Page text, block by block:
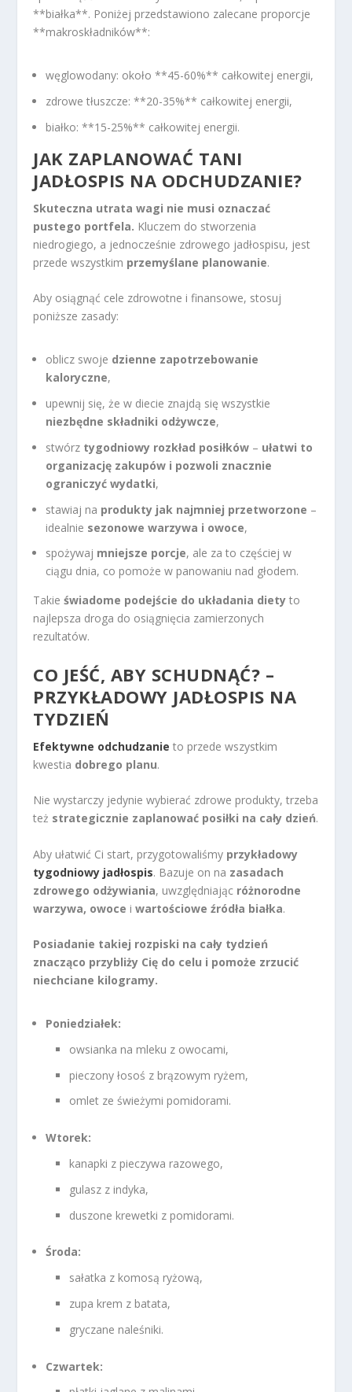
**białka**. Poniżej przedstawiono zalecane proporcje
**makroskładników**:
węglowodany: około **45-60%** całkowitej energii,
zdrowe tłuszcze: **20-35%** całkowitej energii,
białko: **15-25%** całkowitej energii.
JAK ZAPLANOWAĆ TANI
JADŁOSPIS NA ODCHUDZANIE?
Skuteczna utrata wagi nie musi oznaczać
pustego portfela. Kluczem do stworzenia
niedrogiego, a jednocześnie zdrowego jadłospisu, jest
przede wszystkim przemyślane planowanie.
Aby osiągnąć cele zdrowotne i finansowe, stosuj
poniższe zasady:
oblicz swoje dzienne zapotrzebowanie
kaloryczne,
upewnij się, że w diecie znajdą się wszystkie
niezbędne składniki odżywcze,
stwórz tygodniowy rozkład posiłków – ułatwi to
organizację zakupów i pozwoli znacznie
ograniczyć wydatki,
stawiaj na produkty jak najmniej przetworzone –
idealnie sezonowe warzywa i owoce,
spożywaj mniejsze porcje, ale za to częściej w
ciągu dnia, co pomoże w panowaniu nad głodem.
Takieświadome podejście do układania diety to
najlepsza droga do osiągnięcia zamierzonych
rezultatów.
CO JEŚĆ, ABY SCHUDNĄĆ? –
PRZYKŁADOWY JADŁOSPIS NA
TYDZIEŃ
Efektywne odchudzanie to przede wszystkim
kwestia dobrego planu.
Nie wystarczy jedynie wybierać zdrowe produkty, trzeba
też strategicznie zaplanować posiłki na cały dzień.
Aby ułatwić Ci start, przygotowaliśmy przykładowy
tygodniowy jadłospis. Bazuje on na zasadach
zdrowego odżywiania, uwzględniając różnorodne
warzywa, owoce iwartościowe źródła białka.
Posiadanie takiej rozpiski na cały tydzień
znacząco przybliży Cię do celu i pomoże zrzucić
niechciane kilogramy.
Poniedziałek:
owsianka na mleku z owocami,
pieczony łosoś z brązowym ryżem,
omlet ze świeżymi pomidorami.
Wtorek:
kanapki z pieczywa razowego,
gulasz z indyka,
duszone krewetki z pomidorami.
Środa:
sałatka z komosą ryżową,
zupa krem z batata,
gryczane naleśniki.
Czwartek: